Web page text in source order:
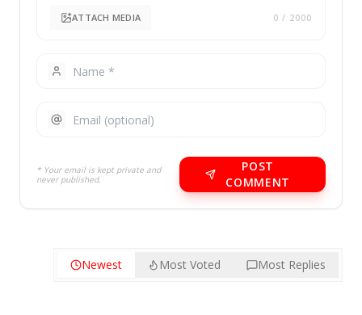
ATTACH MEDIA 0 / 2000
* Your email is kept private and
never published.
POST
COMMENT
Newest Most Voted Most Replies